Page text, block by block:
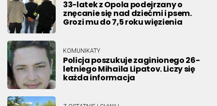
33-latek z Opola podejrzany o
znęcanie się nad dziećmi i psem.
Grozi mu do 7,5 roku więzienia
KOMUNIKATY
Policja poszukuje zaginionego 26-
letniego Mihaila Lipatov. Liczy się
każda informacja